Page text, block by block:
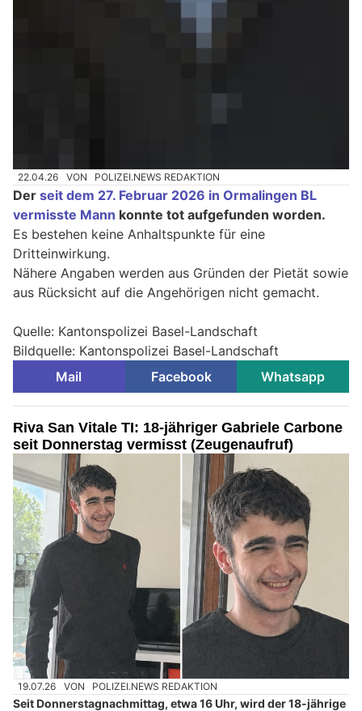
22.04.26 VON POLIZEI.NEWS REDAKTION
Der seit dem 27. Februar 2026 in Ormalingen BL
vermisste Mann konnte tot aufgefunden worden.
Es bestehen keine Anhaltspunkte für eine
Dritteinwirkung.
Nähere Angaben werden aus Gründen der Pietät sowie
aus Rücksicht auf die Angehörigen nicht gemacht.
Quelle: Kantonspolizei Basel-Landschaft
Bildquelle: Kantonspolizei Basel-Landschaft
Mail
Facebook Whatsapp
Riva San Vitale TI: 18-jähriger Gabriele Carbone
seit Donnerstag vermisst (Zeugenaufruf)
19.07.26 VON POLIZEI.NEWS REDAKTION
Seit Donnerstagnachmittag, etwa 16 Uhr, wird der 18-jährige